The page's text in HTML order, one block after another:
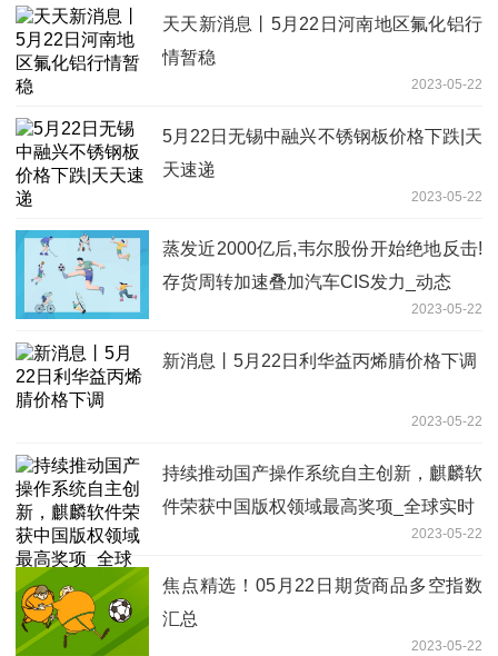
天天新消息丨5月22日河南地区氟化铝行
情暂稳
2023-05-22
5月22日无锡中融兴不锈钢板价格下跌|天
天速递
2023-05-22
蒸发近2000亿后,韦尔股份开始绝地反击!
存货周转加速叠加汽车CIS发力_动态
2023-05-22
新消息丨5月22日利华益丙烯腈价格下调
2023-05-22
持续推动国产操作系统自主创新，麒麟软
件荣获中国版权领域最高奖项_全球实时
2023-05-22
焦点精选！05月22日期货商品多空指数
汇总
2023-05-22